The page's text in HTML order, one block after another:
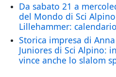
Da sabato 21 a
del Mondo di Sci
Lillehammer:
Storica impresa di
Juniores di Sci Alpino:
vince anche lo slalom